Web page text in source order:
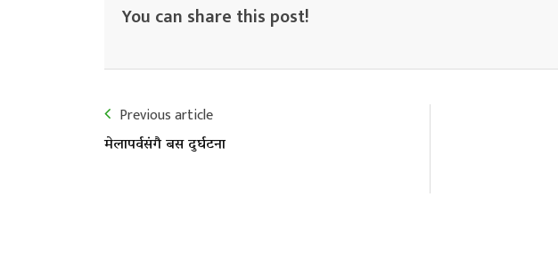
You can share this post!
Previous article
मेलापर्वसंगै बस दुर्घटना